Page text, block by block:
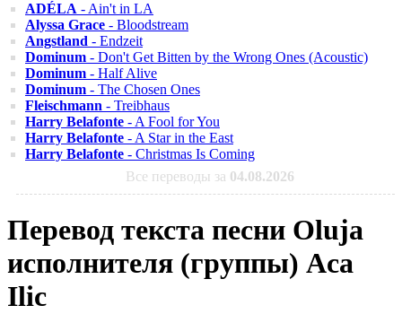
ADÉLA - Ain't in LA
Alyssa Grace - Bloodstream
Angstland - Endzeit
Dominum - Don't Get Bitten by the Wrong Ones (Acoustic)
Dominum - Half Alive
Dominum - The Chosen Ones
Fleischmann - Treibhaus
Harry Belafonte - A Fool for You
Harry Belafonte - A Star in the East
Harry Belafonte - Christmas Is Coming
Все переводы за 04.08.2026
Перевод текста песни Oluja
исполнителя (группы) Aca
Ilic